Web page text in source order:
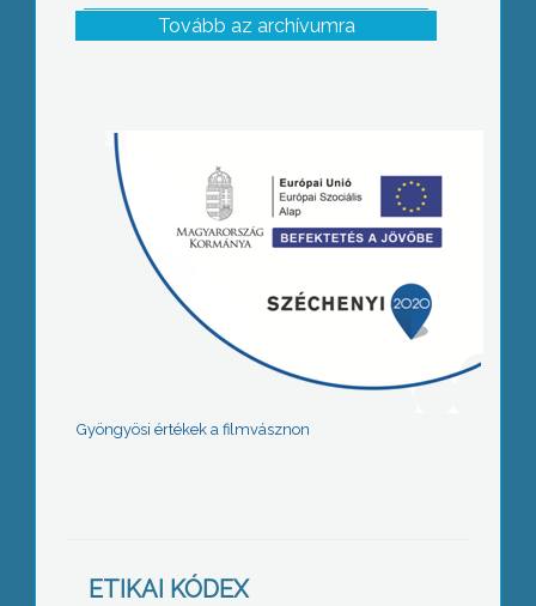
Tovább az archívumra
Gyöngyösi értékek a filmvásznon
ETIKAI KÓDEX